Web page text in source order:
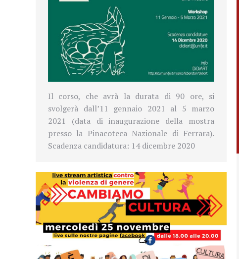
Il corso, che avrà la durata di 90 ore, si
svolgerà dall’11 gennaio 2021 al 5 marzo
2021 (data di inaugurazione della mostra
presso la Pinacoteca Nazionale di Ferrara).
Scadenza candidatura: 14 dicembre 2020